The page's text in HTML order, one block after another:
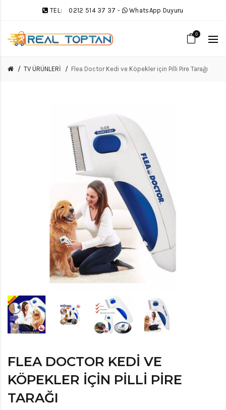
TEL: 0212 514 37 37 - WhatsApp Duyuru
0
TV ÜRÜNLERİ Flea Doctor Kedi ve Köpekler için Pilli Pire Tarağı
FLEA DOCTOR KEDI VE
KÖPEKLER IÇIN PILLI PIRE
TARAĞI